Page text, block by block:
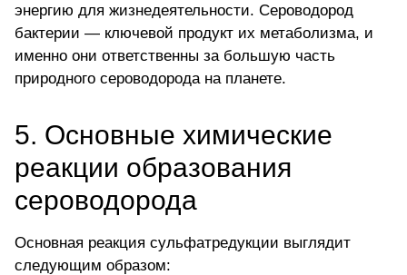
энергию для жизнедеятельности. Сероводород
бактерии — ключевой продукт их метаболизма, и
именно они ответственны за большую часть
природного сероводорода на планете.
5. Основные химические
реакции образования
сероводорода
Основная реакция сульфатредукции выглядит
следующим образом: